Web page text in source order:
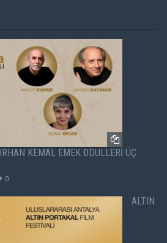
KEMAL EMEK ÖDÜLLERİ ÜÇ
0
ALTIN